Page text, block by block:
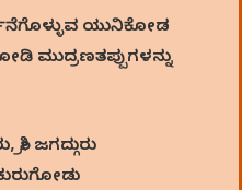
ಯುನಿಕೋಡ
ಮುದ್ರಣತಪ್ಪುಗಳನ್ನು
ಜಗದ್ಗುರು